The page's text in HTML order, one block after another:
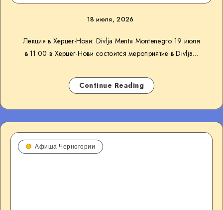
18 июля, 2026
Лекция в Херцег-Нови: Divlja Menta Montenegro 19 июля
в 11:00 в Херцег-Нови состоится мероприятие в Divlja…
Continue Reading
Афиша Черногории